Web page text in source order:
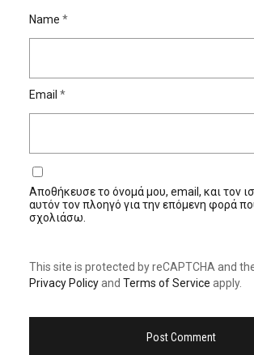
Name *
Email *
Αποθήκευσε το όνομά μου, email, και τον
αυτόν τον πλοηγό για την επόμενη φορά
σχολιάσω.
This site is protected by reCAPTCHA and
Privacy Policyand Terms of Service apply.